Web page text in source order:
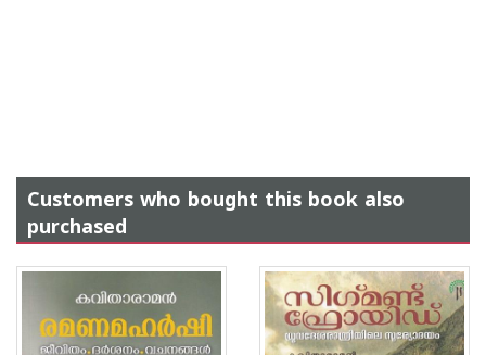
Customers who bought this book also
purchased